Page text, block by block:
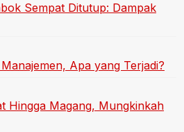
Sempat Ditutup: Dampak
Apa yang Terjadi?
Hingga Magang, Mungkinkah